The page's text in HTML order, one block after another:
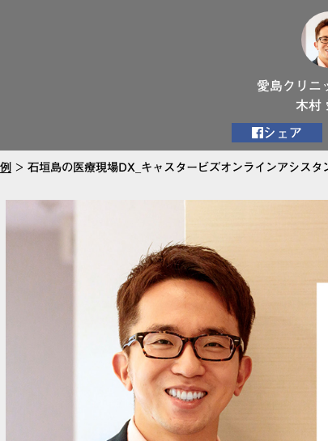
愛島クリニ
木村
シェア
> 石垣島の医療現場DX_キャスタービズオンラインアシス